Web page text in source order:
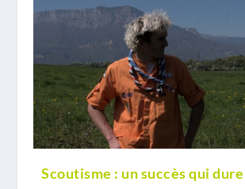
Scoutisme : un succès qui dure